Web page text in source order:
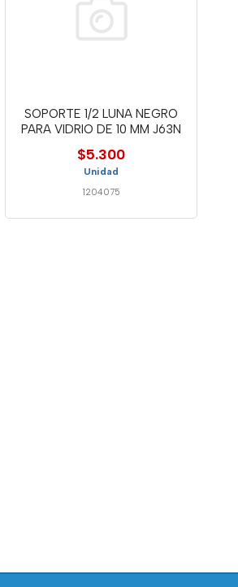
SOPORTE 1/2 LUNA NEGRO
PARA VIDRIO DE 10 MM J63N
$5.300
Unidad
1204075